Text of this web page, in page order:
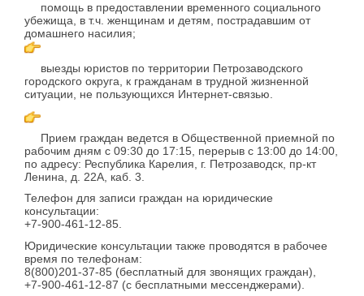
помощь в предоставлении временного социального
убежища, в т.ч. женщинам и детям, пострадавшим от
домашнего насилия;
выезды юристов по территории Петрозаводского
городского округа, к гражданам в трудной жизненной
ситуации, не пользующихся Интернет-связью.
Прием граждан ведется в Общественной приемной по
рабочим дням с 09:30 до 17:15, перерыв с 13:00 до 14:00,
по адресу: Республика Карелия, г. Петрозаводск, пр-кт
Ленина, д. 22А, каб. 3.
Телефон для записи граждан на юридические
консультации:
+7-900-461-12-85.
Юридические консультации также проводятся в рабочее
время по телефонам:
8(800)201-37-85 (бесплатный для звонящих граждан),
+7-900-461-12-87 (с бесплатными мессенджерами).